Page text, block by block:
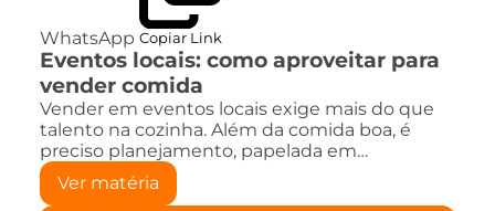
WhatsApp Copiar Link
Eventos locais: como aproveitar para
vender comida
Vender em eventos locais exige mais do que
talento na cozinha. Além da comida boa, é
preciso planejamento, papelada em…
Ver matéria